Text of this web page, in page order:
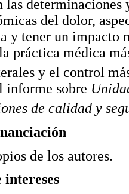
las determinaciones
del dolor,
y tener un
práctica médica
y el control
informe sobre
de calidad y
de los autores.